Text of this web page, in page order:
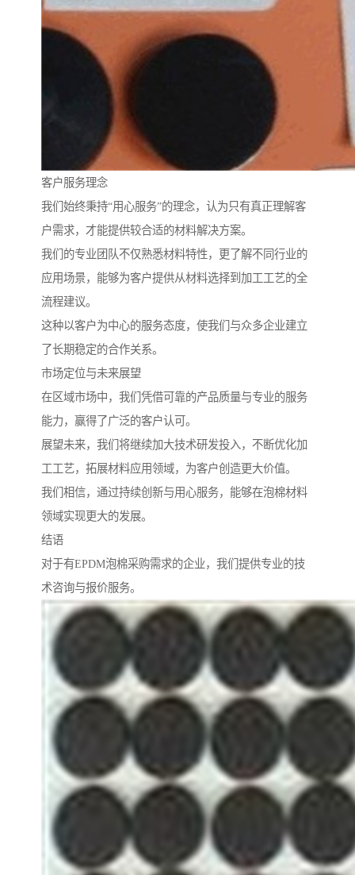
客户服务理念
我们始终秉持“用心服务”的理念，认为只有真正理解客
户需求，才能提供较合适的材料解决方案。
我们的专业团队不仅熟悉材料特性，更了解不同行业的
应用场景，能够为客户提供从材料选择到加工工艺的全
流程建议。
这种以客户为中心的服务态度，使我们与众多企业建立
了长期稳定的合作关系。
市场定位与未来展望
在区域市场中，我们凭借可靠的产品质量与专业的服务
能力，赢得了广泛的客户认可。
展望未来，我们将继续加大技术研发投入，不断优化加
工工艺，拓展材料应用领域，为客户创造更大价值。
我们相信，通过持续创新与用心服务，能够在泡棉材料
领域实现更大的发展。
结语
对于有EPDM泡棉采购需求的企业，我们提供专业的技
术咨询与报价服务。